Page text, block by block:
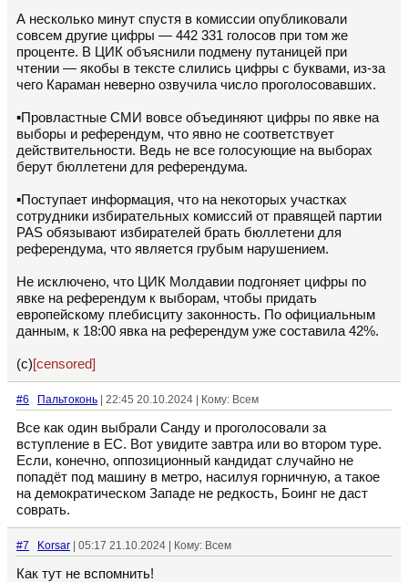
А несколько минут спустя в комиссии опубликовали
совсем другие цифры — 442 331 голосов при том же
проценте. В ЦИК объяснили подмену путаницей при
чтении — якобы в тексте слились цифры с буквами, из-за
чего Караман неверно озвучила число проголосовавших.
▪️Провластные СМИ вовсе объединяют цифры по явке на
выборы и референдум, что явно не соответствует
действительности. Ведь не все голосующие на выборах
берут бюллетени для референдума.
▪️Поступает информация, что на некоторых участках
сотрудники избирательных комиссий от правящей партии
PAS обязывают избирателей брать бюллетени для
референдума, что является грубым нарушением.
Не исключено, что ЦИК Молдавии подгоняет цифры по
явке на референдум к выборам, чтобы придать
европейскому плебисциту законность. По официальным
данным, к 18:00 явка на референдум уже составила 42%.
(с)[censored]
#6 Пальтоконь | 22:45 20.10.2024 | Кому: Всем
Все как один выбрали Санду и проголосовали за
вступление в ЕС. Вот увидите завтра или во втором туре.
Если, конечно, оппозиционный кандидат случайно не
попадёт под машину в метро, насилуя горничную, а такое
на демократическом Западе не редкость, Боинг не даст
соврать.
#7 Korsar | 05:17 21.10.2024 | Кому: Всем
Как тут не вспомнить!